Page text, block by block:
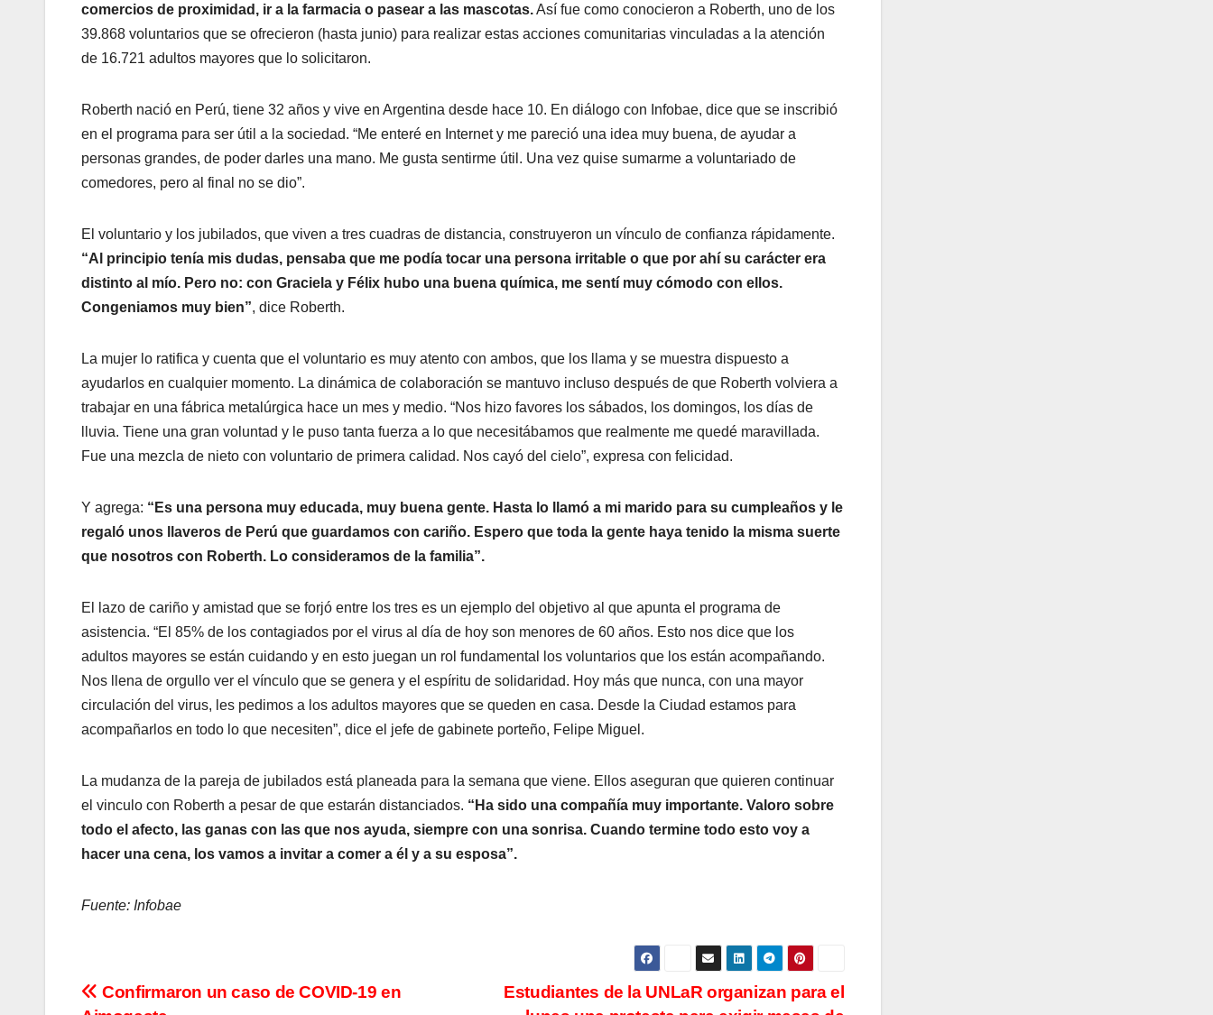
comercios de proximidad, ir a la farmacia o pasear a las mascotas.Así fue como conocieron a Roberth, uno de los
39.868 voluntarios que se ofrecieron (hasta junio) para realizar estas acciones comunitarias vinculadas a la atención
de 16.721 adultos mayores que lo solicitaron.
Roberth nació en Perú, tiene 32 años y vive en Argentina desde hace 10. En diálogo con Infobae, dice que se inscribió
en el programa para ser útil a la sociedad. “Me enteré en Internet y me pareció una idea muy buena, de ayudar a
personas grandes, de poder darles una mano. Me gusta sentirme útil. Una vez quise sumarme a voluntariado de
comedores, pero al final no se dio”.
El voluntario y los jubilados, que viven a tres cuadras de distancia, construyeron un vínculo de confianza rápidamente.
“Al principio tenía mis dudas, pensaba que me podía tocar una persona irritable o que por ahí su carácter era
distinto al mío. Pero no: con Graciela y Félix hubo una buena química, me sentí muy cómodo con ellos.
Congeniamos muy bien”, dice Roberth.
La mujer lo ratifica y cuenta que el voluntario es muy atento con ambos, que los llama y se muestra dispuesto a
ayudarlos en cualquier momento. La dinámica de colaboración se mantuvo incluso después de que Roberth volviera a
trabajar en una fábrica metalúrgica hace un mes y medio. “Nos hizo favores los sábados, los domingos, los días de
lluvia. Tiene una gran voluntad y le puso tanta fuerza a lo que necesitábamos que realmente me quedé maravillada.
Fue una mezcla de nieto con voluntario de primera calidad. Nos cayó del cielo”, expresa con felicidad.
Y agrega: “Es una persona muy educada, muy buena gente. Hasta lo llamó a mi marido para su cumpleaños y le
regaló unos llaveros de Perú que guardamos con cariño. Espero que toda la gente haya tenido la misma suerte
que nosotros con Roberth. Lo consideramos de la familia”.
El lazo de cariño y amistad que se forjó entre los tres es un ejemplo del objetivo al que apunta el programa de
asistencia. “El 85% de los contagiados por el virus al día de hoy son menores de 60 años. Esto nos dice que los
adultos mayores se están cuidando y en esto juegan un rol fundamental los voluntarios que los están acompañando.
Nos llena de orgullo ver el vínculo que se genera y el espíritu de solidaridad. Hoy más que nunca, con una mayor
circulación del virus, les pedimos a los adultos mayores que se queden en casa. Desde la Ciudad estamos para
acompañarlos en todo lo que necesiten”, dice el jefe de gabinete porteño, Felipe Miguel.
La mudanza de la pareja de jubilados está planeada para la semana que viene. Ellos aseguran que quieren continuar
el vinculo con Roberth a pesar de que estarán distanciados. “Ha sido una compañía muy importante. Valoro sobre
todo el afecto, las ganas con las que nos ayuda, siempre con una sonrisa. Cuando termine todo esto voy a
hacer una cena, los vamos a invitar a comer a él y a su esposa”.
Fuente: Infobae
N
Estudiantes de la UNLaR organizan para el
Confirmaron un caso de COVID-19 en